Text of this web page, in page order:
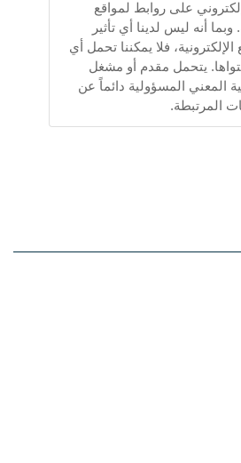
على روابط لمواقع
وبما أنه ليس لدينا أي تأثير
فلا يمكننا تحمل أي
يتحمل مقدم أو مشغل
المعني المسؤولية دائماً عن
المرتبطة.